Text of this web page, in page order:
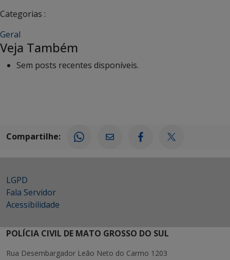
Categorias :
Geral
Veja Também
Sem posts recentes disponíveis.
Compartilhe:
LGPD
Fala Servidor
Acessibilidade
POLÍCIA CIVIL DE MATO GROSSO DO SUL
Rua Desembargador Leão Neto do Carmo 1203